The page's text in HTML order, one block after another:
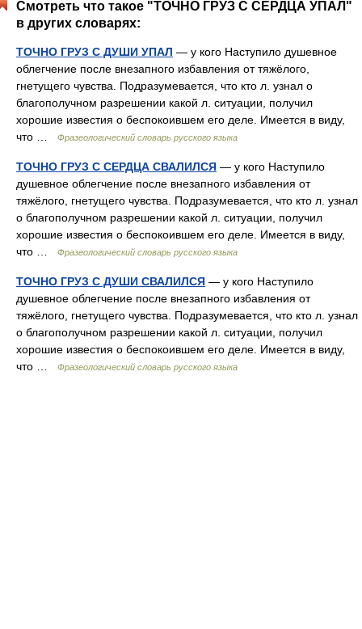
Смотреть что такое "ТОЧНО ГРУЗ С СЕРДЦА УПАЛ"
в других словарях:
ТОЧНО ГРУЗ С ДУШИ УПАЛ — у кого Наступило душевное
облегчение после внезапного избавления от тяжёлого,
гнетущего чувства. Подразумевается, что кто л. узнал о
благополучном разрешении какой л. ситуации, получил
хорошие известия о беспокоившем его деле. Имеется в виду,
что …
Фразеологический словарь русского языка
ТОЧНО ГРУЗ С СЕРДЦА СВАЛИЛСЯ — у кого Наступило
душевное облегчение после внезапного избавления от
тяжёлого, гнетущего чувства. Подразумевается, что кто л. узнал
о благополучном разрешении какой л. ситуации, получил
хорошие известия о беспокоившем его деле. Имеется в виду,
что …
Фразеологический словарь русского языка
ТОЧНО ГРУЗ С ДУШИ СВАЛИЛСЯ — у кого Наступило
душевное облегчение после внезапного избавления от
тяжёлого, гнетущего чувства. Подразумевается, что кто л. узнал
о благополучном разрешении какой л. ситуации, получил
хорошие известия о беспокоившем его деле. Имеется в виду,
что …
Фразеологический словарь русского языка